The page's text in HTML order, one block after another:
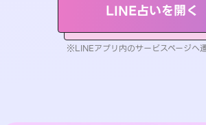
LINE占いを開く
※LINEアプリ内のサービスページへ